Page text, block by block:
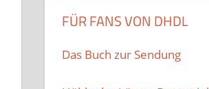
FÜR FANS VON DHDL
Das Buch zur Sendung